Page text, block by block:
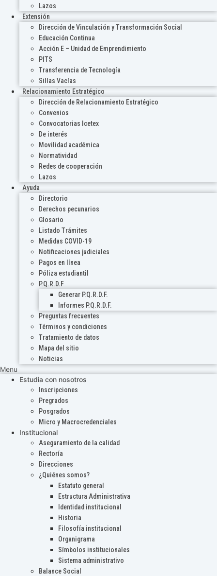
Lazos
Extensión
Dirección de Vinculación y Transformación Social
Educación Continua
Acción E – Unidad de Emprendimiento
PITS
Transferencia de Tecnología
Sillas Vacías
Relacionamiento Estratégico
Dirección de Relacionamiento Estratégico
Convenios
Convocatorias Icetex
De interés
Movilidad académica
Normatividad
Redes de cooperación
Lazos
Ayuda
Directorio
Derechos pecunarios
Glosario
Listado Trámites
Medidas COVID-19
Notificaciones judiciales
Pagos en línea
Póliza estudiantil
P.Q.R.D.F
Generar P.Q.R.D.F.
Informes P.Q.R.D.F.
Preguntas frecuentes
Términos y condiciones
Tratamiento de datos
Mapa del sitio
Noticias
Menu
Estudia con nosotros
Inscripciones
Pregrados
Posgrados
Micro y Macrocredenciales
Institucional
Aseguramiento de la calidad
Rectoría
Direcciones
¿Quiénes somos?
Estatuto general
Estructura Administrativa
Identidad institucional
Historia
Filosofía institucional
Organigrama
Símbolos institucionales
Sistema administrativo
Balance Social